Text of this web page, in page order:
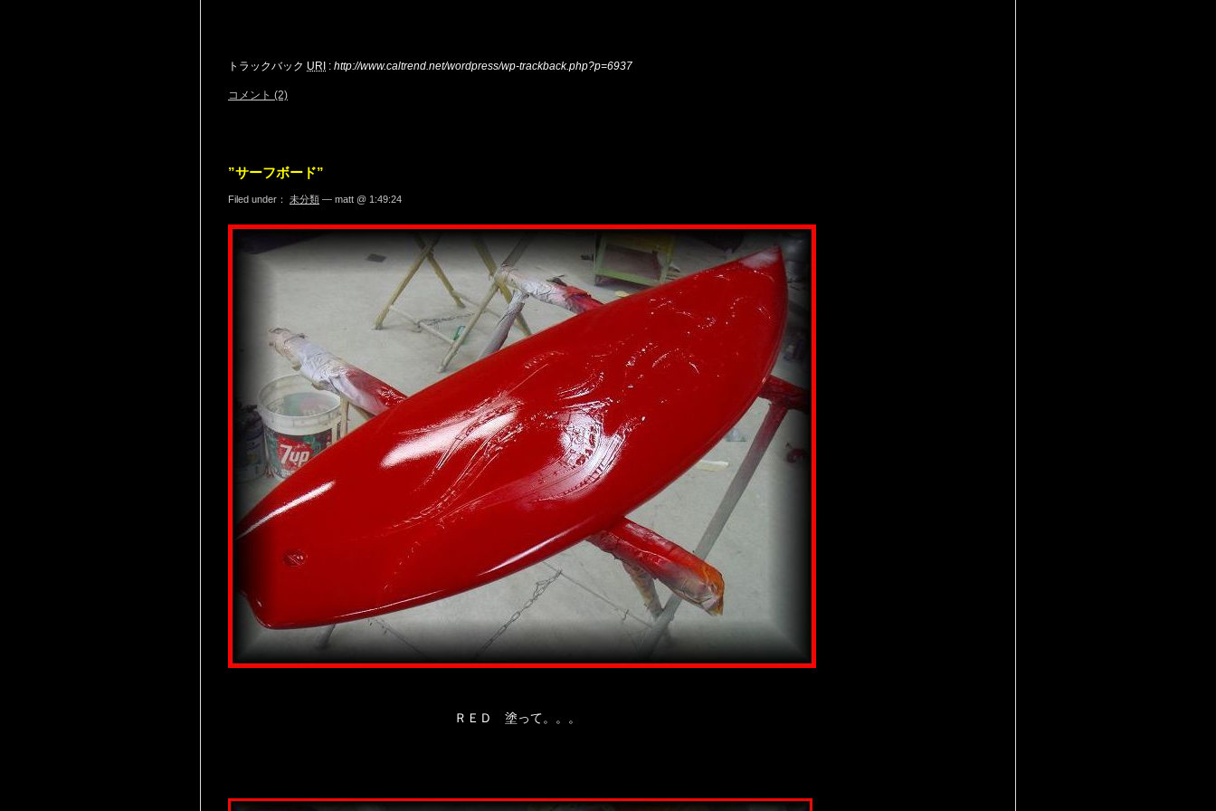
トラックバック URI : http://www.caltrend.net/wordpress/wp-trackback.php?p=6937
コメント (2)
”サーフボード”
Filed under： 未分類 — matt @ 1:49:24
ＲＥＤ 塗って。。。